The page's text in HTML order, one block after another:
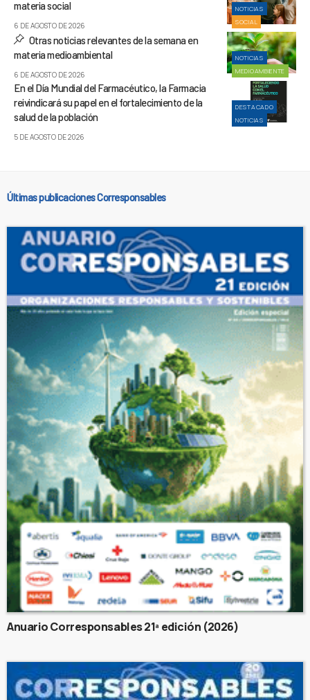
NOTICIAS
SOCIAL
materia social
6 DE AGOSTO DE 2026
NOTICIAS
MEDIOAMBIENTE
Otras noticias relevantes de la semana en
materia medioambiental
6 DE AGOSTO DE 2026
DESTACADO
NOTICIAS
En el Día Mundial del Farmacéutico, la Farmacia
reivindicará su papel en el fortalecimiento de la
salud de la población
5 DE AGOSTO DE 2026
Últimas publicaciones Corresponsables
Anuario Corresponsables 21ª edición (2026)